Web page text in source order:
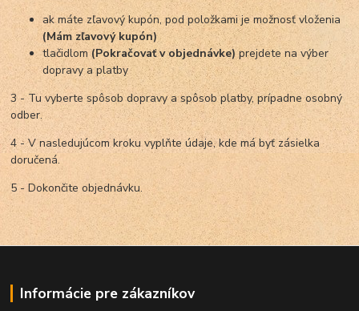
ak máte zľavový kupón, pod položkami je možnosť vloženia
(Mám zľavový kupón)
tlačidlom(Pokračovať v objednávke)prejdete na výber
dopravy a platby
3 - Tu vyberte spôsob dopravy a spôsob platby, prípadne osobný
odber.
4 - V nasledujúcom kroku vyplňte údaje, kde má byť zásielka
doručená.
5 - Dokončite objednávku.
Informácie pre zákazníkov